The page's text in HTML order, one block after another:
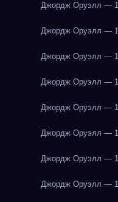
Джордж Оруэлл —
Джордж Оруэлл —
Джордж Оруэлл —
Джордж Оруэлл —
Джордж Оруэлл —
Джордж Оруэлл —
Джордж Оруэлл —
Джордж Оруэлл —